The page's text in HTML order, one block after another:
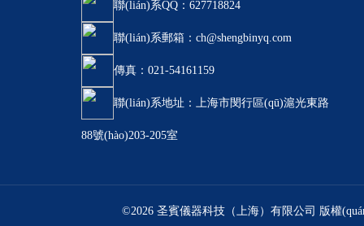
聯(lián)系QQ：627718824
聯(lián)系郵箱：ch@shengbinyq.com
傳真：021-54161159
聯(lián)系地址：上海市閔行區(qū)滬光東路
88號(hào)203-205室
©2026 圣賓儀器科技（上海）有限公司 版權